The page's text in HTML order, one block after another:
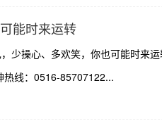
能时来运转
少操心、多欢笑，你也可能时来
线：0516-85707122...